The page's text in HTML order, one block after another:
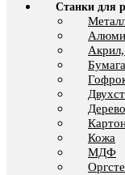
Станки для
Акрил,
Бумага
Дерево
Кожа
МДФ